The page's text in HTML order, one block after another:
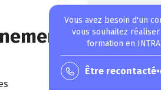
Vous avez besoin d'un
vous souhaitez
formation en
Être